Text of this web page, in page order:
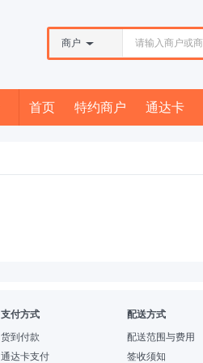
商户
首页 特约商户 通达卡
支付方式
货到付款
通达卡支付
配送方式
配送范围与费用
签收须知